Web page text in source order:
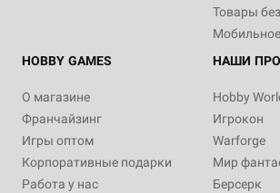
Товары
HOBBY GAMES
О магазине
Франчайзинг
Игры оптом
Корпоративные подарки
Работа у нас
НАШИ
Hobby
Игрокон
Warforge
Мир
Берсерк